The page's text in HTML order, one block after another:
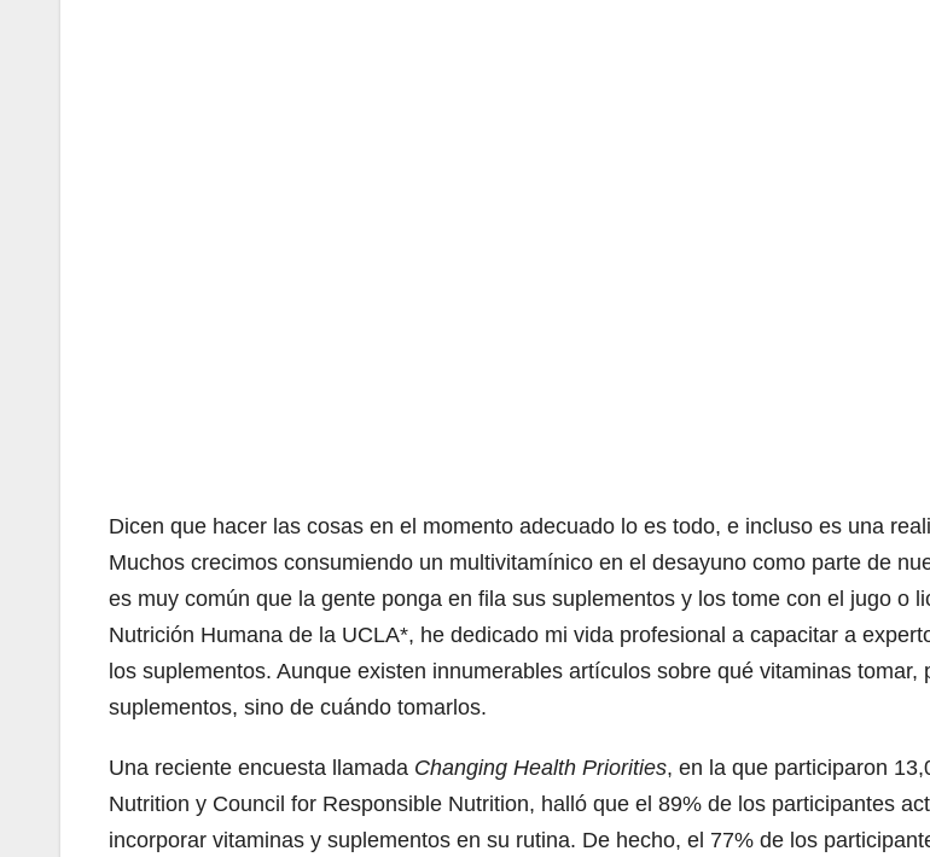
Dicen que hacer las cosas en el momento adecuado lo es todo, e incluso es una
Muchos crecimos consumiendo un multivitamínico en el desayuno como parte de
es muy común que la gente ponga en fila sus suplementos y los tome con el jugo o
Nutrición Humana de la UCLA*, he dedicado mi vida profesional a capacitar a
los suplementos. Aunque existen innumerables artículos sobre qué vitaminas
suplementos, sino de cuándo tomarlos.
Una reciente encuesta llamada Changing Health Priorities, en la que participaron
Nutrition y Council for Responsible Nutrition, halló que el 89% de los participantes
incorporar vitaminas y suplementos en su rutina. De hecho, el 77% de los